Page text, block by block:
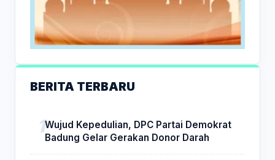
BERITA TERBARU
Wujud Kepedulian, DPC Partai Demokrat
Badung Gelar Gerakan Donor Darah